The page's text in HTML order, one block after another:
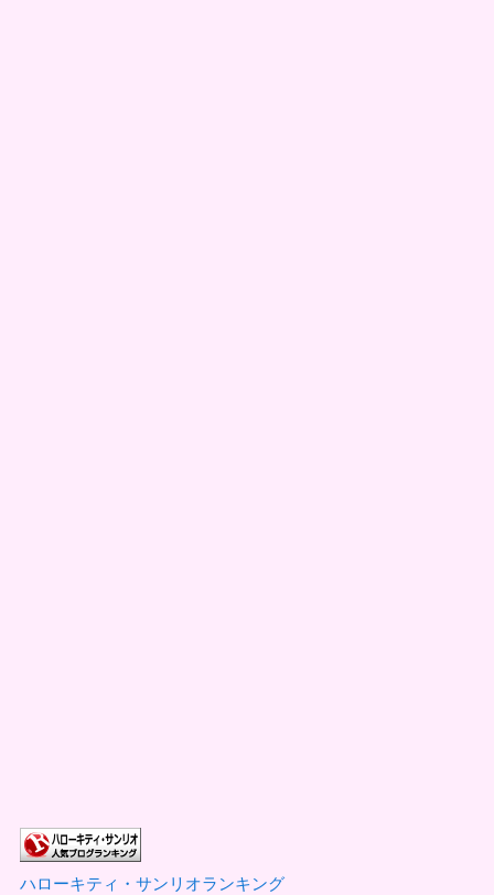
ハローキティ・サンリオランキング